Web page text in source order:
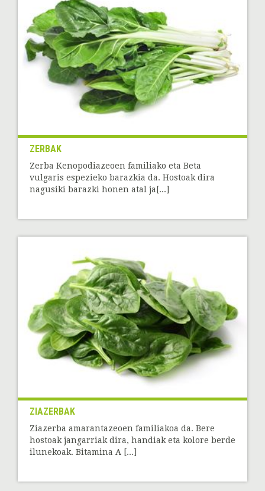
ZERBAK
Zerba Kenopodiazeoen familiako eta Beta
vulgaris espezieko barazkia da. Hostoak dira
nagusiki barazki honen atal ja[...]
ZIAZERBAK
Ziazerba amarantazeoen familiakoa da. Bere
hostoak jangarriak dira, handiak eta kolore berde
ilunekoak. Bitamina A [...]